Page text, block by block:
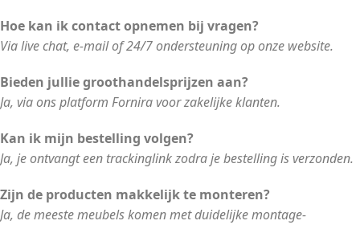
Hoe kan ik contact opnemen bij vragen?
Via live chat, e-mail of 24/7 ondersteuning op onze website.
Bieden jullie groothandelsprijzen aan?
Ja, via ons platform Fornira voor zakelijke klanten.
Kan ik mijn bestelling volgen?
Ja, je ontvangt een trackinglink zodra je bestelling is verzonden.
Zijn de producten makkelijk te monteren?
Ja, de meeste meubels komen met duidelijke montage-